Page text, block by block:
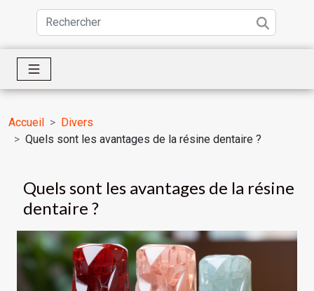
Accueil
Divers
Quels sont les avantages de la résine dentaire ?
Quels sont les avantages de la résine
dentaire ?